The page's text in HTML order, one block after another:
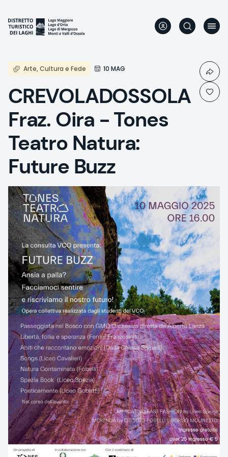
contenu
principal
Arte, Cultura e Fede 10 MAG
CREVOLADOSSOLA
Fraz. Oira - Tones
Teatro Natura:
Future Buzz